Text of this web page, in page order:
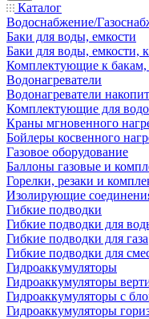
Каталог
Водоснабжение/
Баки для воды, емкости
Баки для воды, емкости,
Комплектующие к бакам,
Водонагреватели
Водонагреватели
Комплектующие для
Краны мгновенного
Бойлеры косвенного
Газовое оборудование
Баллоны газовые и
Горелки, резаки и
Изолирующие
Гибкие подводки
Гибкие подводки для
Гибкие подводки для газа
Гибкие подводки для
Гидроаккумуляторы
Гидроаккумуляторы
Гидроаккумуляторы с
Гидроаккумуляторы